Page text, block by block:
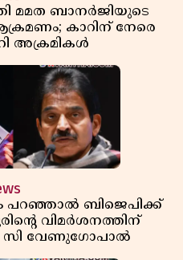
മമത ബാനർജിയുടെ
കാറിന് നേരെ
അക്രമികൾ
പറഞ്ഞാൽ ബിജെപിക്ക്
വിമർശനത്തിന്
സി വേണുഗോപാൽ